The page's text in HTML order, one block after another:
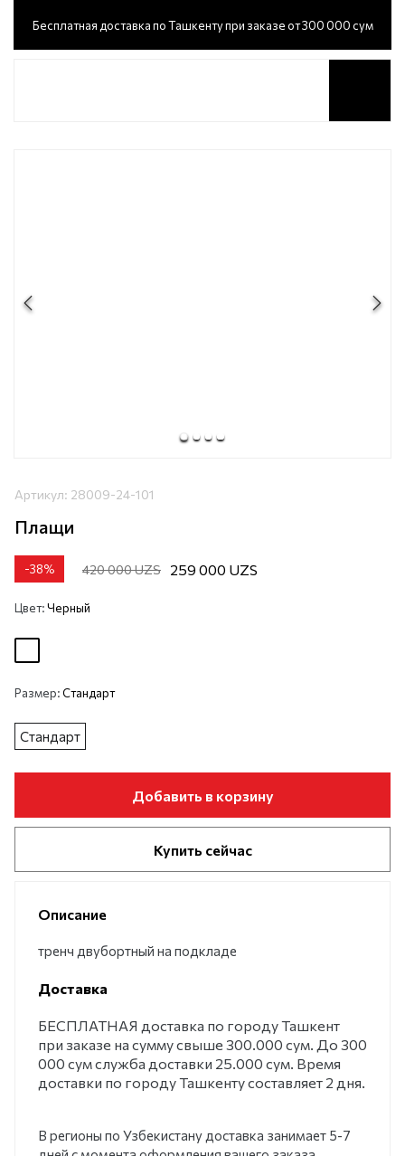
Бесплатная доставка по Ташкенту при заказе от 300 000 сум
Артикул: 28009-24-101
Плащи
-38% 420 000 UZS 259 000 UZS
Цвет:Черный
Размер:Стандарт
Стандарт
Добавить в корзину
Купить сейчас
Описание
тренч двубортный на подкладе
Доставка
БЕСПЛАТНАЯ доставка по городу Ташкент
при заказе на сумму свыше 300.000 сум. До 300
000 сум служба доставки 25.000 сум. Время
доставки по городу Ташкенту составляет 2 дня.
В регионы по Узбекистану доставка занимает 5-7